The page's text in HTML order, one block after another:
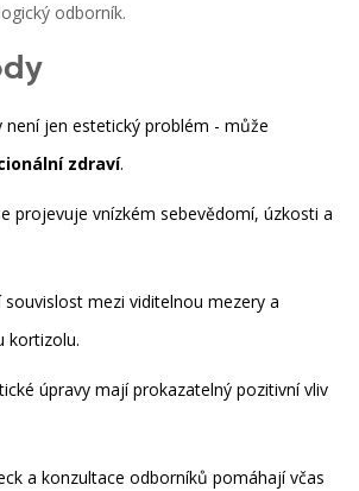
odborník.
není jen estetický problém - může
zdraví.
projevuje vnízkém sebevědomí, úzkosti a
mezi viditelnou mezery a
kortizolu.
úpravy mají prokazatelný pozitivní vliv
a konzultace odborníků pomáhají včas